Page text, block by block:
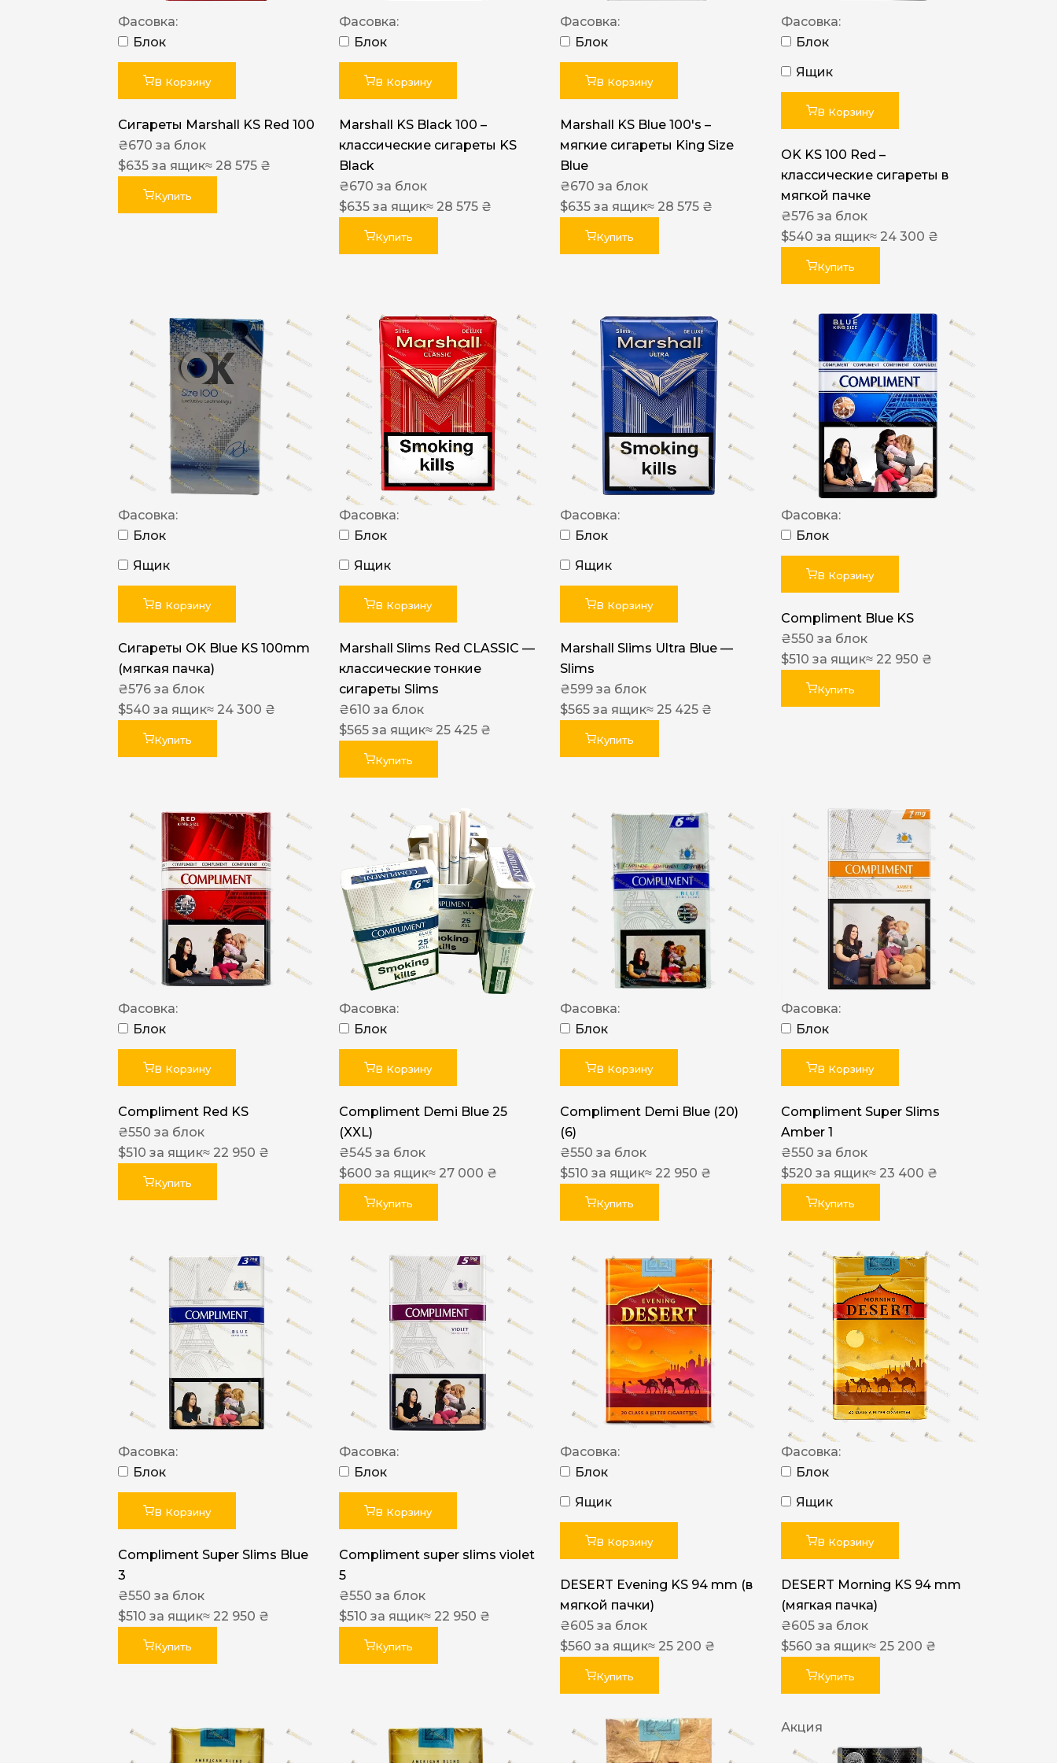
Manchester
Nistru
Leana
Montecristo
MONUS
NERO
NERO
Гуцульскі
Italian Blend 821
OSCAR
Сигарети LD
Фасовка:
Блок
В Корзину
Сигареты Marshall KS Red 100
₴670 за блок
$635 за ящик≈ 28 575 ₴
Купить
Фасовка:
Блок
В Корзину
Marshall KS Black 100 –
классические сигареты KS
Black
₴670 за блок
$635 за ящик≈ 28 575 ₴
Купить
Фасовка:
Блок
В Корзину
Marshall KS Blue 100's –
мягкие сигареты King Size
Blue
₴670 за блок
$635 за ящик≈ 28 575 ₴
Купить
Фасовка:
Блок
Ящик
В Корзину
OK KS 100 Red –
классические сигареты в
мягкой пачке
₴576 за блок
$540 за ящик≈ 24 300 ₴
Купить
Фасовка:
Блок
Ящик
В Корзину
Сигареты OK Blue KS 100mm
(мягкая пачка)
₴576 за блок
$540 за ящик≈ 24 300 ₴
Купить
Фасовка:
Блок
Ящик
В Корзину
Marshall Slims Red CLASSIC —
классические тонкие
сигареты Slims
₴610 за блок
$565 за ящик≈ 25 425 ₴
Купить
Фасовка:
Блок
Ящик
В Корзину
Marshall Slims Ultra Blue —
Slims
₴599 за блок
$565 за ящик≈ 25 425 ₴
Купить
Фасовка:
Блок
В Корзину
Compliment Blue KS
₴550 за блок
$510 за ящик≈ 22 950 ₴
Купить
Фасовка:
Блок
В Корзину
Compliment Red KS
₴550 за блок
$510 за ящик≈ 22 950 ₴
Купить
Фасовка:
Блок
В Корзину
Compliment Demi Blue 25
(XXL)
₴545 за блок
$600 за ящик≈ 27 000 ₴
Купить
Фасовка:
Блок
В Корзину
Compliment Demi Blue (20)
(6)
₴550 за блок
$510 за ящик≈ 22 950 ₴
Купить
Фасовка:
Блок
В Корзину
Compliment Super Slims
Amber 1
₴550 за блок
$520 за ящик≈ 23 400 ₴
Купить
Фасовка:
Блок
В Корзину
Compliment Super Slims Blue
3
₴550 за блок
$510 за ящик≈ 22 950 ₴
Купить
Фасовка:
Блок
В Корзину
Compliment super slims violet
5
₴550 за блок
$510 за ящик≈ 22 950 ₴
Купить
Фасовка:
Блок
Ящик
В Корзину
DESERT Evening KS 94 mm (в
мягкой пачки)
₴605 за блок
$560 за ящик≈ 25 200 ₴
Купить
Фасовка:
Блок
Ящик
В Корзину
DESERT Morning KS 94 mm
(мягкая пачка)
₴605 за блок
$560 за ящик≈ 25 200 ₴
Купить
Акция